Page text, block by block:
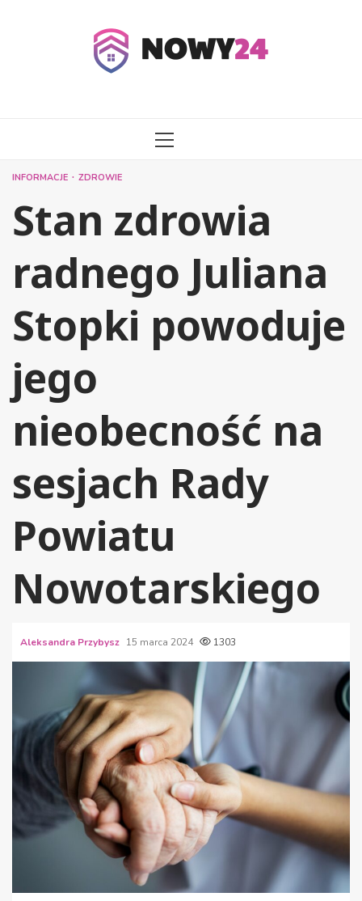
MENU
INFORMACJE ZDROWIE
Stan zdrowia
radnego Juliana
Stopki powoduje
jego
nieobecność na
sesjach Rady
Powiatu
Nowotarskiego
Aleksandra Przybysz 15 marca 2024 1303